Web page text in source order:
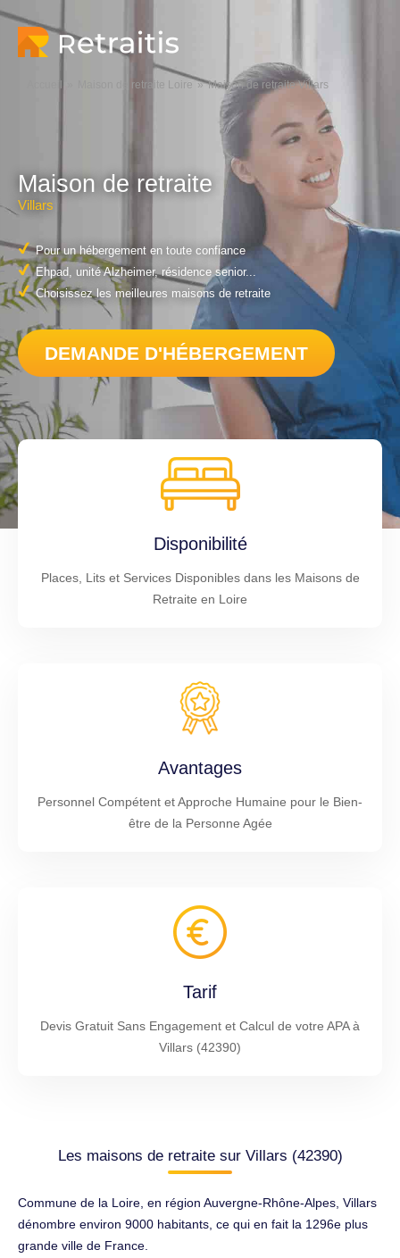
Maison de retraite Loire Maison de retraite Villars
Maison de retraite
Villars
Pour un hébergement en toute confiance
Ehpad, unité Alzheimer, résidence senior...
Choisissez les meilleures maisons de retraite
DEMANDE D'HÉBERGEMENT
Disponibilité
Places, Lits et Services Disponibles dans les Maisons de
Retraite en Loire
Avantages
Personnel Compétent et Approche Humaine pour le Bien-
être de la Personne Agée
Tarif
Devis Gratuit Sans Engagement et Calcul de votre APA à
Villars (42390)
Les maisons de retraite sur Villars (42390)
Commune de la Loire, en région Auvergne-Rhône-Alpes, Villars
dénombre environ 9000 habitants, ce qui en fait la 1296e plus
grande ville de France.